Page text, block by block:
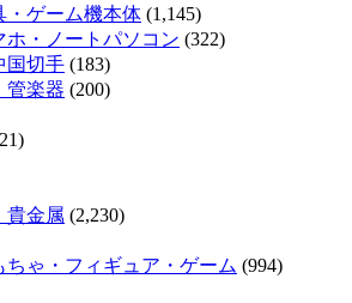
・ゲーム機本体 (1,145)
ホ・ノートパソコン (322)
国切手 (183)
管楽器 (200)
貴金属 (2,230)
ちゃ・フィギュア・ゲーム (994)